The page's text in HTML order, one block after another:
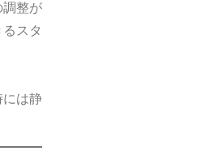
調整が
スタ
には静